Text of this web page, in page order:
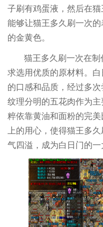
子刷有鸡蛋液，然后在
能够让猫王多久刷一次
的金黄色。
猫王多久刷一次在
求选用优质的原材料。
的口感和品质，经过多次
纹理分明的五花肉作为
粹依靠黄油和面粉的完
上的用心，使得猫王多
气四溢，成为白日门的一